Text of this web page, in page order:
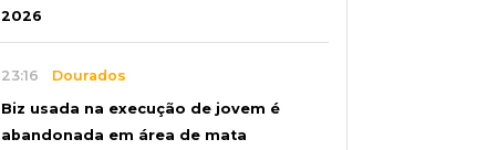
2026
23:16 Dourados
Biz usada na execução de jovem é
abandonada em área de mata